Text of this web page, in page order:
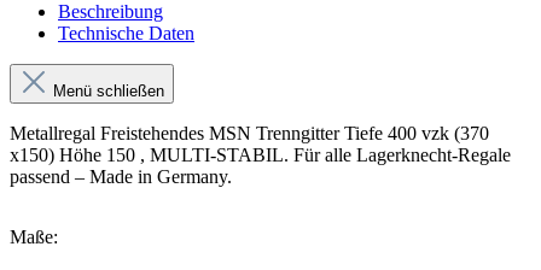
Beschreibung
Technische Daten
Menü schließen
Metallregal Freistehendes MSN Trenngitter Tiefe 400 vzk (370
x150) Höhe 150 , MULTI-STABIL. Für alle Lagerknecht-Regale
passend – Made in Germany.
Maße: